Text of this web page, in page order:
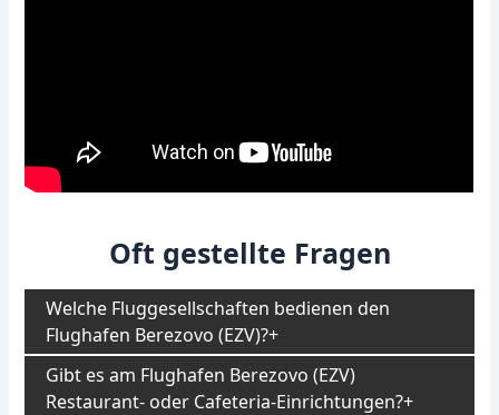
Oft gestellte Fragen
Welche Fluggesellschaften bedienen den
Flughafen Berezovo (EZV)?
Gibt es am Flughafen Berezovo (EZV)
Restaurant- oder Cafeteria-Einrichtungen?